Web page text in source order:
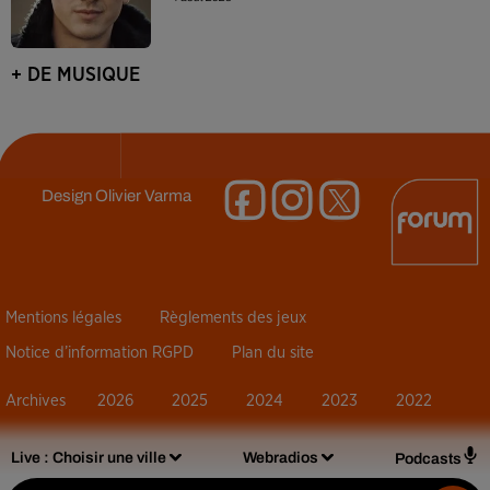
Live : Choisir une ville Webradios Podcasts
+ DE MUSIQUE
DesignOlivier Varma
Mentions légales Règlements des jeux
Notice d’information RGPD Plan du site
Archives 2026 2025 2024 2023 2022